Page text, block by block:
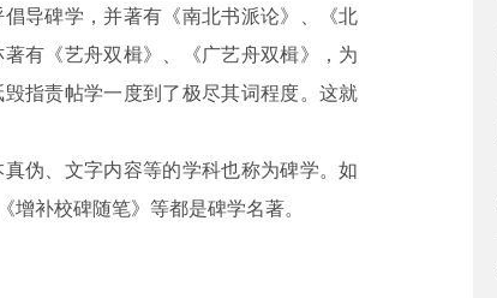
导碑学，并著有《南北书派论》、《北
有《艺舟双楫》、《广艺舟双楫》，为
指责帖学一度到了极尽其词程度。这就
伪、文字内容等的学科也称为碑学。如
补校碑随笔》等都是碑学名著。